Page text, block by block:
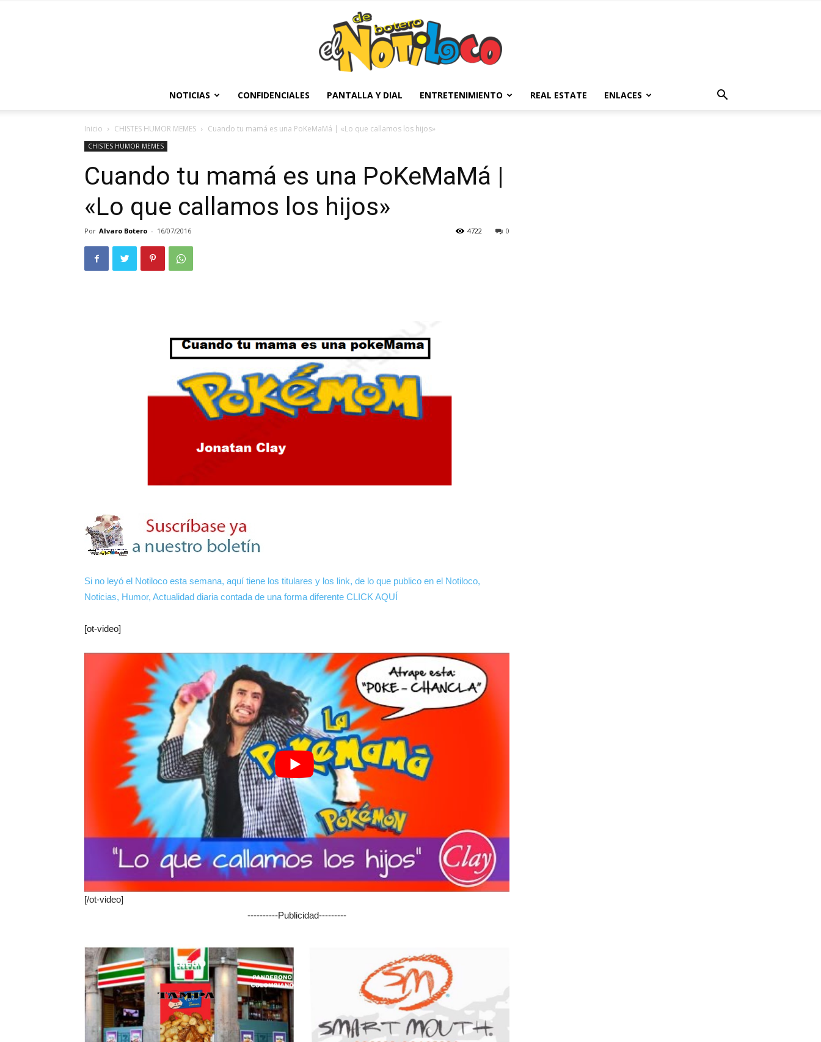
Botero
NOTICIAS CONFIDENCIALES PANTALLA Y DIAL ENTRETENIMIENTO REAL ESTATE ENLACES
Inicio CHISTES HUMOR MEMES Cuando tu mamá es una PoKeMaMá | «Lo que callamos los hijos»
CHISTES HUMOR MEMES
Cuando tu mamá es una PoKeMaMá |
«Lo que callamos los hijos»
Por Alvaro Botero - 16/07/2016 0
4722
Si no leyó el Notiloco esta semana, aquí tiene los titulares y los link, de lo que publico en el Notiloco,
Noticias, Humor, Actualidad diaria contada de una forma diferente CLICK AQUÍ
[ot-video]
[/ot-video]
----------Publicidad---------